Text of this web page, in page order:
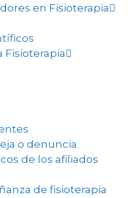
en Fisioterapia
Fisioterapia
o denuncia
de los afiliados
de fisioterapia